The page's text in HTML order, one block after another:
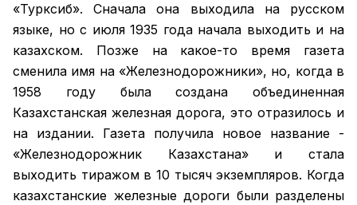
«Турксиб». Сначала она выходила на русском
языке, но с июля 1935 года начала выходить и на
казахском. Позже на какое-то время газета
сменила имя на «Железнодорожники», но, когда в
1958 году была создана объединенная
Казахстанская железная дорога, это отразилось и
на издании. Газета получила новое название -
«Железнодорожник Казахстана» и стала
выходить тиражом в 10 тысяч экземпляров. Когда
казахстанские железные дороги были разделены